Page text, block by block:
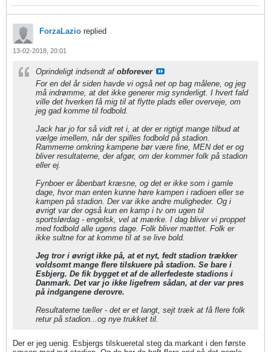
ForzaLazio replied
13-02-2018, 20:01
Oprindeligt indsendt af obforever
For en del år siden havde vi også net op bag målene, og jeg
må indrømme, at det ikke generer mig synderligt. I hvert fald
ville det hverken få mig til at flytte plads eller overveje, om
jeg gad komme til fodbold.
Jack har jo for så vidt ret i, at der er rigtigt mange tilbud at
vælge imellem, når der spilles fodbold på stadion.
Rammerne omkring kampene bør være fine, MEN det er og
bliver resultaterne, der afgør, om der kommer folk på stadion
eller ej.
Fynboer er åbenbart kræsne, og det er ikke som i gamle
dage, hvor man enten kunne høre kampen i radioen eller se
kampen på stadion. Der var ikke andre muligheder. Og i
øvrigt var der også kun en kamp i tv om ugen til
sportslørdag - engelsk, vel at mærke. I dag bliver vi proppet
med fodbold alle ugens dage. Folk bliver mættet. Folk er
ikke sultne for at komme til at se live bold.
Jeg tror i øvrigt ikke på, at et nyt, fedt stadion trækker
voldsomt mange flere tilskuere på stadion. Se bare i
Esbjerg. De fik bygget et af de allerfedeste stadions i
Danmark. Det var jo ikke ligefrem sådan, at der var pres
på indgangene derovre.
Resultaterne tæller - det er et langt, sejt træk at få flere folk
retur på stadion...og nye trukket til.
Der er jeg uenig. Esbjergs tilskueretal steg da markant i den første